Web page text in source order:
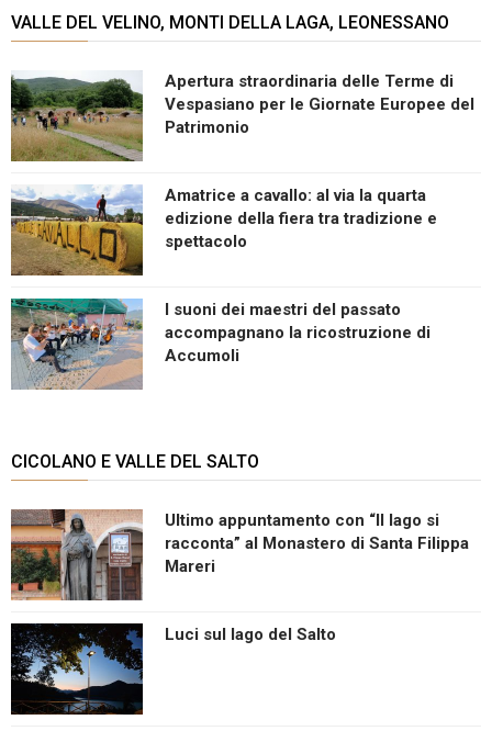
VALLE DEL VELINO, MONTI DELLA LAGA, LEONESSANO
Apertura straordinaria delle Terme di
Vespasiano per le Giornate Europee del
Patrimonio
Amatrice a cavallo: al via la quarta
edizione della fiera tra tradizione e
spettacolo
I suoni dei maestri del passato
accompagnano la ricostruzione di
Accumoli
CICOLANO E VALLE DEL SALTO
Ultimo appuntamento con “Il lago si
racconta” al Monastero di Santa Filippa
Mareri
Luci sul lago del Salto